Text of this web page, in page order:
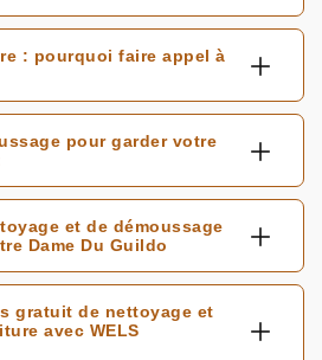
: pourquoi faire appel à
pour garder votre
et de démoussage
Dame Du Guildo
gratuit de nettoyage et
avec WELS